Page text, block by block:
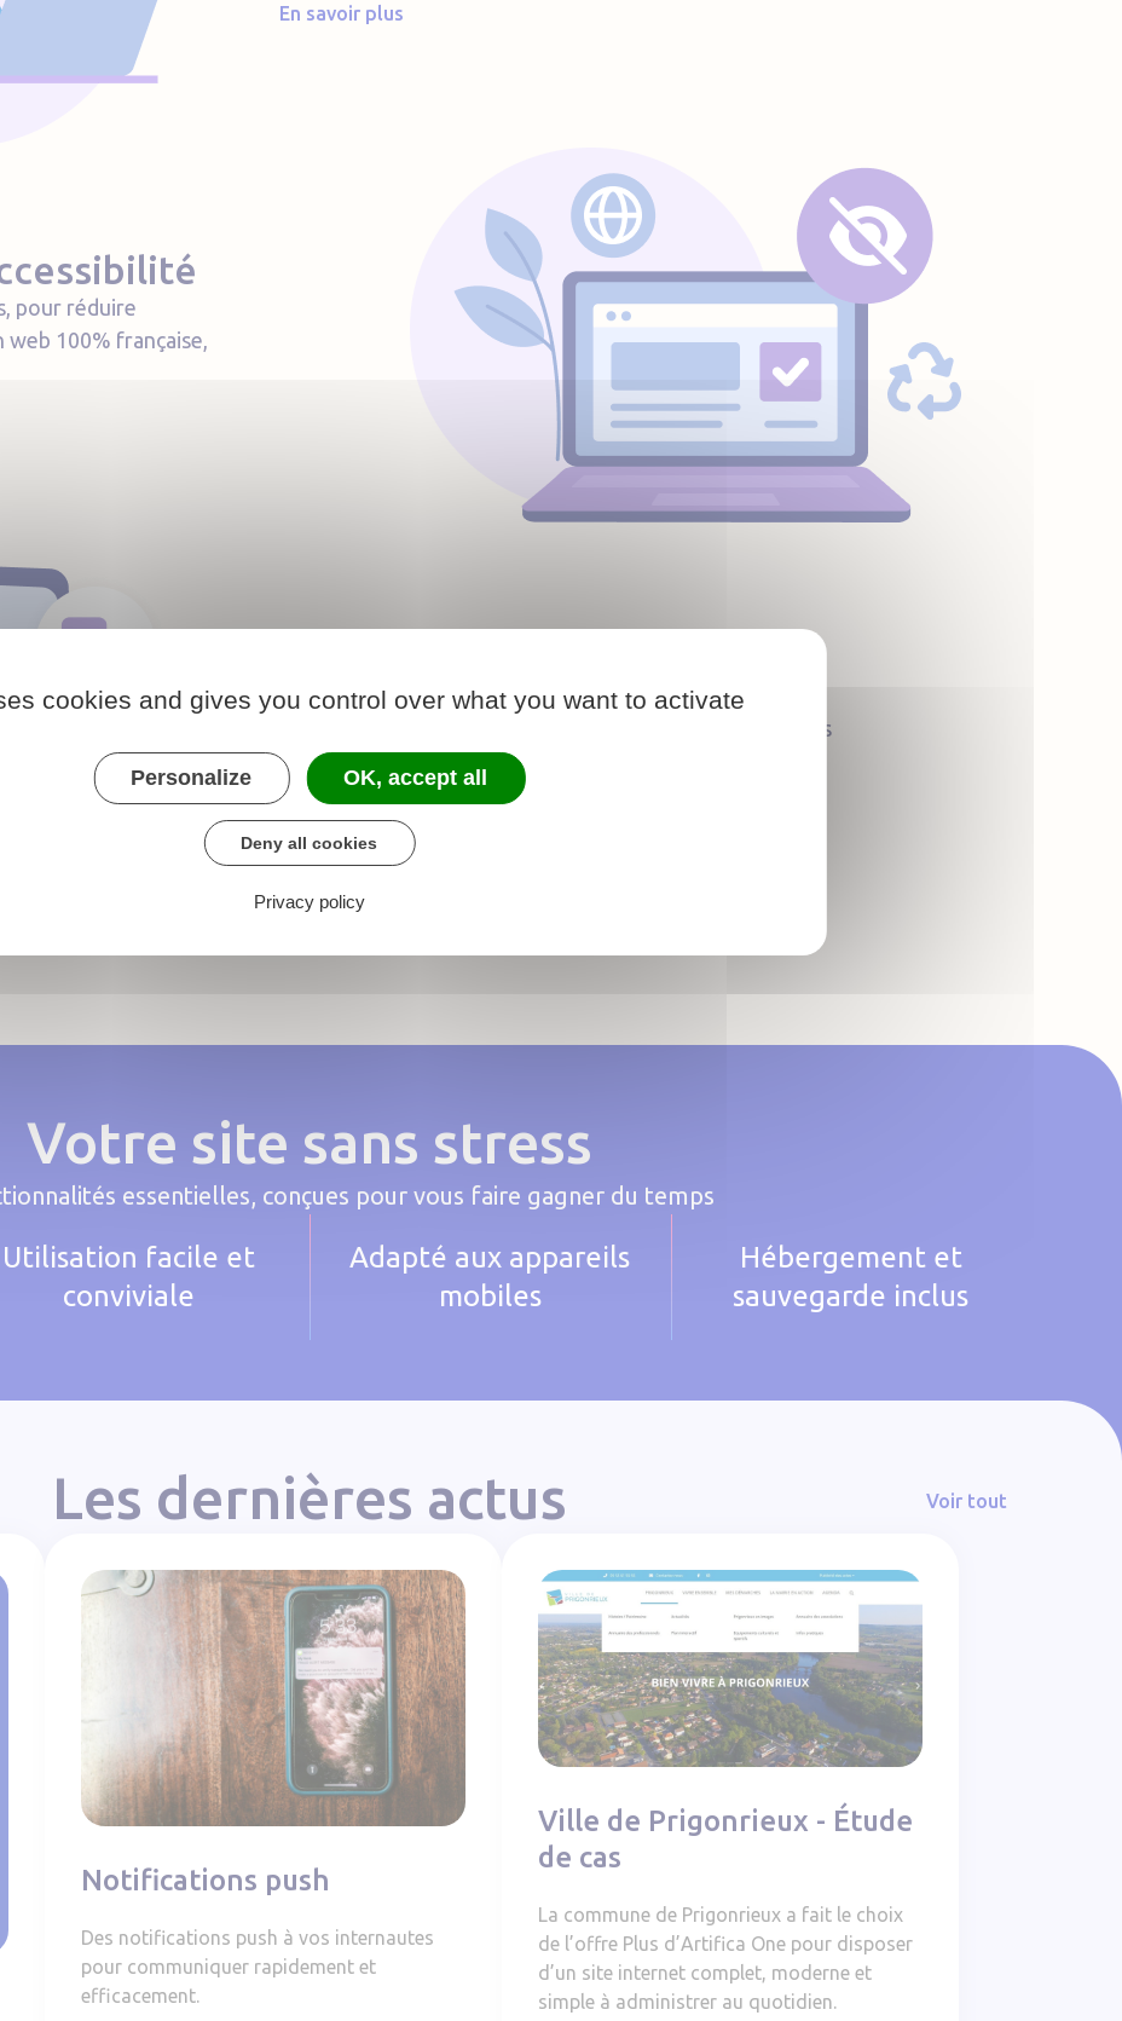
En savoir plus
pour réduire
100% française,
Échangez facilement avec notre équipe dans votre
interface de gestion. Nous sommes également joignables
par téléphone ou email.
En savoir plus
Votre site sans stress
essentielles, conçues pour vous faire gagner du temps
Utilisation facile et
conviviale
Adapté aux appareils
mobiles
Hébergement et
sauvegarde inclus
Les dernières actus
souverains
Notifications push
Notifications push
Des notifications push à vos internautes
pour communiquer rapidement et
efficacement.
Ville de Prigonrieux - Étude de cas
Ville de Prigonrieux - Étude
de cas
La commune de Prigonrieux a fait le choix
de l’offre Plus d’Artifica One pour disposer
d’un site internet complet, moderne et
simple à administrer au quotidien.
Voir tout
cookies and gives you control over what you want to activate
Personalize OK, accept all
Deny all cookies
Privacy policy